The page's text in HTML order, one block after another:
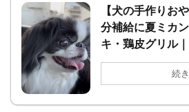
【犬の手作りお
分補給に夏ミカ
キ・鶏皮グリル
続